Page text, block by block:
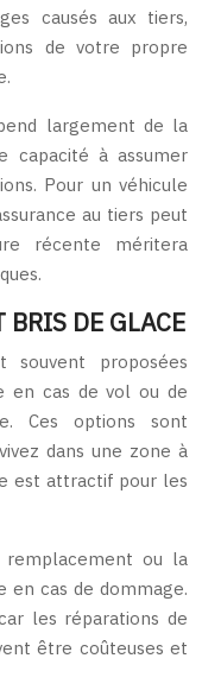
causés aux tiers,
de votre propre
largement de la
capacité à assumer
Pour un véhicule
au tiers peut
récente méritera
DE GLACE
proposées
en cas de vol ou de
Ces options sont
dans une zone à
est attractif pour les
ou la
en cas de dommage.
les réparations de
être coûteuses et